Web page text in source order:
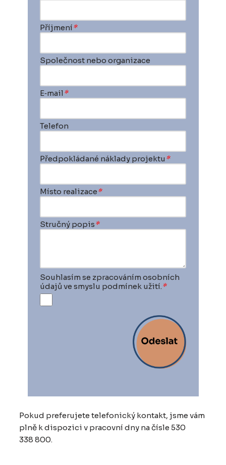
Příjmení*
Společnost nebo organizace
E‑mail*
Telefon
Předpokládané náklady projektu *
Místo realizace*
Stručný popis*
Souhlasím se zpracováním osobních
údajů ve smyslu podmínek užití.*
Pokud preferujete telefonický kontakt, jsme vám
plně k dispozici v pracovní dny na čísle 530
338 800.